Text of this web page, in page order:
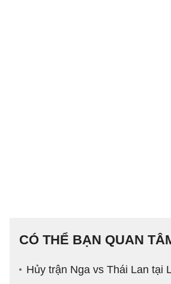
CÓ THỂ BẠN QUAN
Hủy trận Nga vs Thái Lan tại